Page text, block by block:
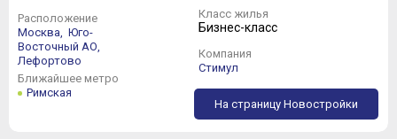
Расположение
Москва, Юго-
Восточный АО,
Лефортово
Ближайшее метро
Римская
Класс жилья
Бизнес-класс
Компания
Стимул
На страницу Новостройки